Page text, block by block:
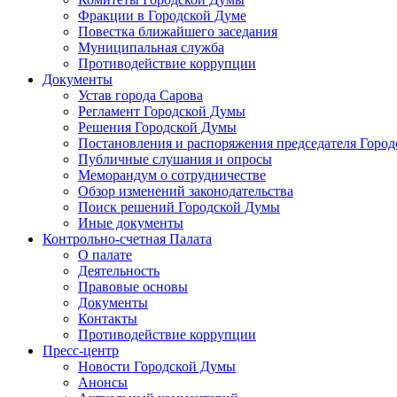
Фракции в Городской Думе
Повестка ближайшего заседания
Муниципальная служба
Противодействие коррупции
Документы
Устав города Сарова
Регламент Городской Думы
Решения Городской Думы
Постановления и распоряжения председателя
Публичные слушания и опросы
Меморандум о сотрудничестве
Обзор изменений законодательства
Поиск решений Городской Думы
Иные документы
Контрольно-счетная Палата
О палате
Деятельность
Правовые основы
Документы
Контакты
Противодействие коррупции
Пресс-центр
Новости Городской Думы
Анонсы